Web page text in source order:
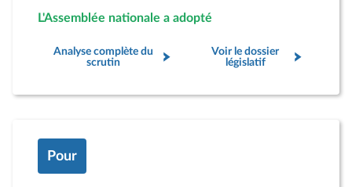
L'Assemblée nationale a adopté
Analyse complète du
scrutin
Voir le dossier
législatif
Pour